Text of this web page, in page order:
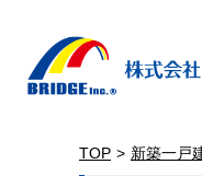
TOP 新築一戸